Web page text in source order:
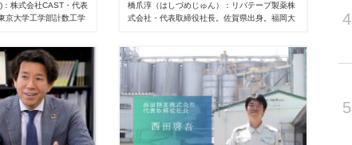
株式会社CAST・代表
京大学工学部計数工学
教。2019年9月株式会
取締役就任。
橋爪淳（はしづめじゅん）：リバテープ製薬株
式会社・代表取締役社長。佐賀県出身。福岡大
総務部長、取締役管理本部長、取締役営業管掌
を経て、2020年より常務取締役。22年7月代表
4
5